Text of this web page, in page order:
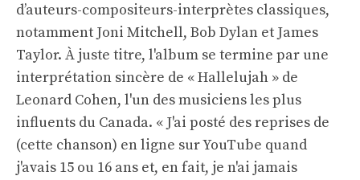
d’auteurs-compositeurs-interprètes classiques,
notamment Joni Mitchell, Bob Dylan et James
Taylor. À juste titre, l'album se termine par une
interprétation sincère de « Hallelujah » de
Leonard Cohen, l'un des musiciens les plus
influents du Canada. « J'ai posté des reprises de
(cette chanson) en ligne sur YouTube quand
j'avais 15 ou 16 ans et, en fait, je n'ai jamais